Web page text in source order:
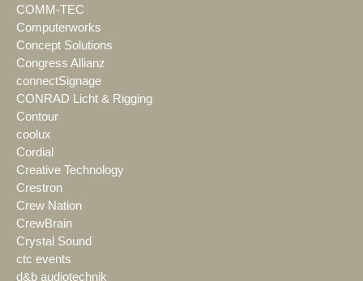
COMM-TEC
Computerworks
Concept Solutions
Congress Allianz
connectSignage
CONRAD Licht & Rigging
Contour
coolux
Cordial
Creative Technology
Crestron
Crew Nation
CrewBrain
Crystal Sound
ctc events
d&b audiotechnik